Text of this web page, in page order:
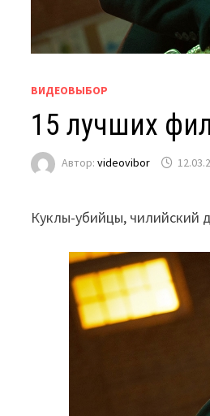
ВИДЕОВЫБОР
15 лучших
Автор:videovibor
Куклы-убийцы, чилийский